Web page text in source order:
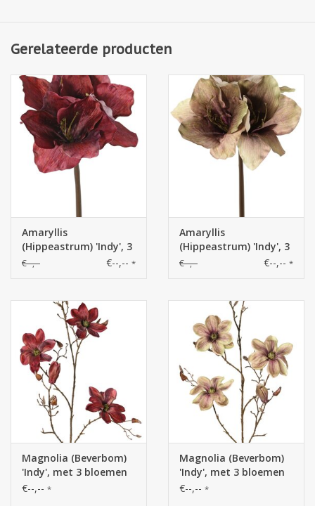
Gerelateerde producten
Amaryllis
(Hippeastrum) 'Indy', 3
polyester bloemen 10
€--,-- €--,-- *
Amaryllis
(Hippeastrum) 'Indy', 3
polyester bloemen 10
€--,-- €--,-- *
Magnolia (Beverbom)
'Indy', met 3 bloemen
(2 XL/ 1 L), 2
€--,-- *
Magnolia (Beverbom)
'Indy', met 3 bloemen
(2 XL/ 1 L), 2
€--,-- *